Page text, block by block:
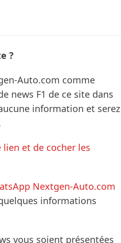
?
Auto.com comme
news F1 de ce site dans
information et serez
lien et de cocher les
Nextgen-Auto.com
informations
vous soient présentées